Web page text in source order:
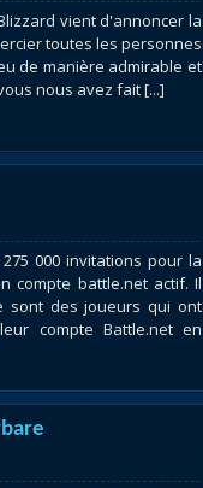
vient d'annoncer la
toutes les personnes
de manière admirable et
nous avez fait [...]
000 invitations pour la
compte battle.net actif. Il
sont des joueurs qui ont
compte Battle.net en